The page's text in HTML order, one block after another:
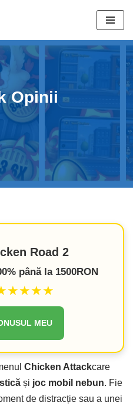
Opinii
Road 2
până la 1500RON
MEU
Chicken Attackcare
și joc mobil nebun. Fie
de distracție sau a unei